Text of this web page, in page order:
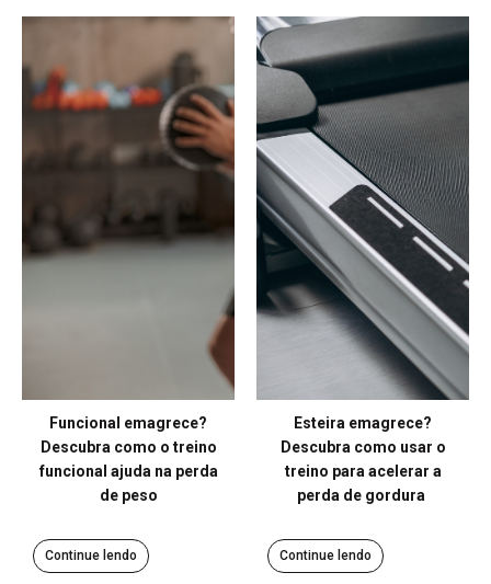
Funcional emagrece?
Descubra como o treino
funcional ajuda na perda
de peso
Continue lendo
Esteira emagrece?
Descubra como usar o
treino para acelerar a
perda de gordura
Continue lendo